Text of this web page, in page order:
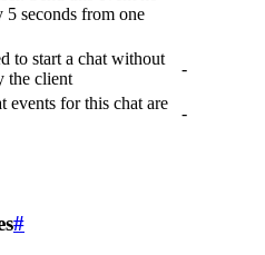
5 seconds from one
to start a chat without
the client
-
events for this chat are
-
#